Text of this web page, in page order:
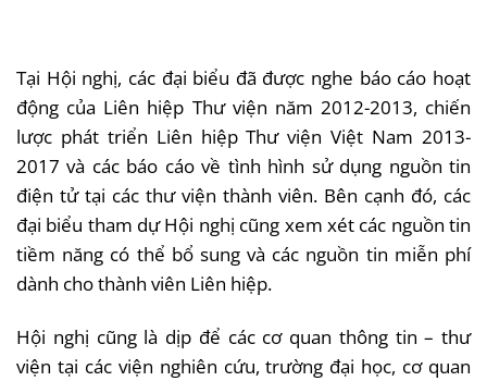
Tại Hội nghị, các đại biểu đã được nghe báo cáo hoạt
động của Liên hiệp Thư viện năm 2012-2013, chiến
lược phát triển Liên hiệp Thư viện Việt Nam 2013-
2017 và các báo cáo về tình hình sử dụng nguồn tin
điện tử tại các thư viện thành viên. Bên cạnh đó, các
đại biểu tham dự Hội nghị cũng xem xét các nguồn tin
tiềm năng có thể bổ sung và các nguồn tin miễn phí
dành cho thành viên Liên hiệp.
Hội nghị cũng là dịp để các cơ quan thông tin – thư
viện tại các viện nghiên cứu, trường đại học, cơ quan